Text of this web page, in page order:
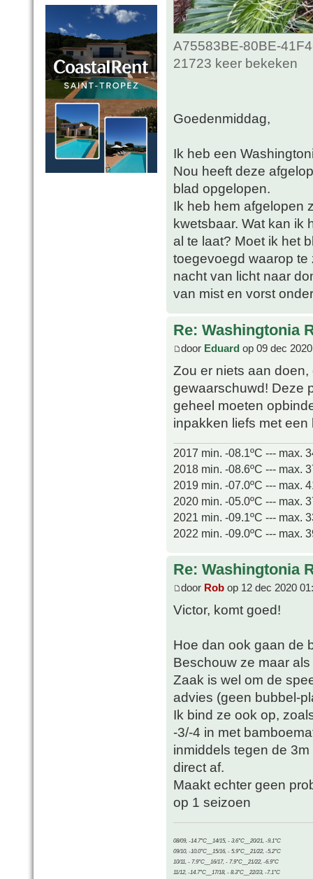
A75583BE-80BE-
21723 keer bekeken
Goedenmiddag,
Ik heb een
Nou heeft deze
blad opgelopen.
Ik heb hem afgelopen
kwetsbaar. Wat kan ik
al te laat? Moet ik het
toegevoegd waarop te
nacht van licht naar
van mist en vorst
Re: Washingtonia
door Eduard op 09 dec
Zou er niets aan
gewaarschuwd! Deze
geheel moeten
inpakken liefs met
2017 min. -08.1ºC --- max.
2018 min. -08.6ºC --- max.
2019 min. -07.0ºC --- max.
2020 min. -05.0ºC --- max.
2021 min. -09.1ºC --- max.
2022 min. -09.0ºC --- max.
Re: Washingtonia
door Rob op 12 dec 2020
Victor, komt goed!
Hoe dan ook gaan de
Beschouw ze maar
Zaak is wel om de
advies (geen bubbel-
Ik bind ze ook op,
-3/-4 in met
inmiddels tegen de
direct af.
Maakt echter geen
op 1 seizoen
08/09, -14.7°C__14/15, - 3.6°C__20/21, -9.1°C
09/10, -10.0°C__15/16, - 5.9°C__21/22, -5.2°C
10/11, - 7.9°C__16/17, - 7.9°C__21/22, -6.9°C
11/12, -14.7°C__17/18, - 8.3°C__22/23, -7.1°C